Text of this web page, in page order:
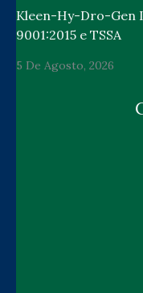
Kleen-Hy-Dro-Gen
9001:2015 e TSSA
5 De Agosto, 2026